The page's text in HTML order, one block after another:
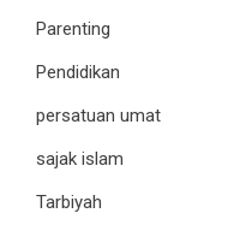
Parenting
Pendidikan
persatuan umat
sajak islam
Tarbiyah